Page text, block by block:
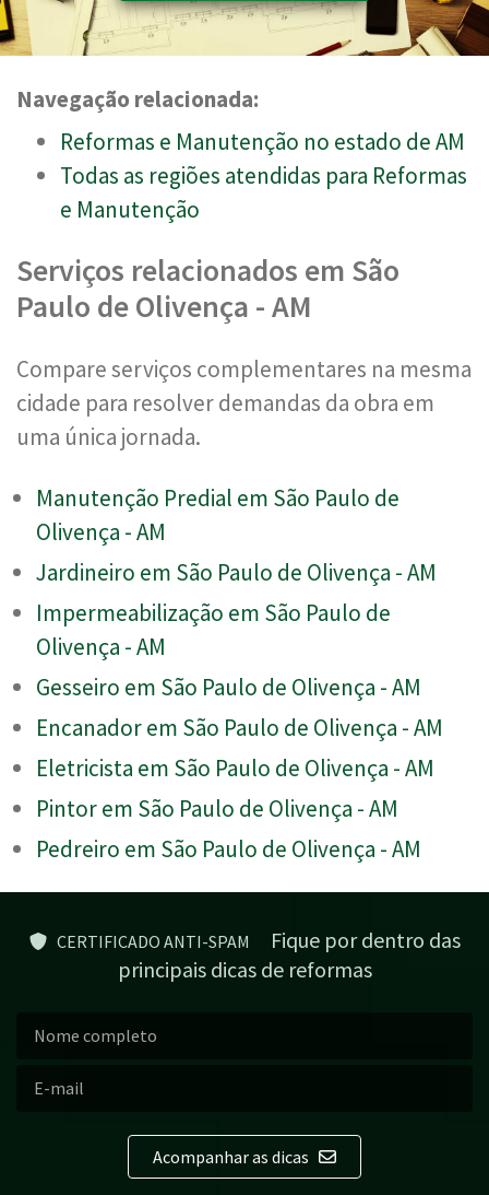
Navegação relacionada:
Reformas e Manutenção no estado de AM
Todas as regiões atendidas para Reformas
e Manutenção
Serviços relacionados em São
Paulo de Olivença - AM
Compare serviços complementares na mesma
cidade para resolver demandas da obra em
uma única jornada.
Manutenção Predial em São Paulo de
Olivença - AM
Jardineiro em São Paulo de Olivença - AM
Impermeabilização em São Paulo de
Olivença - AM
Gesseiro em São Paulo de Olivença - AM
Encanador em São Paulo de Olivença - AM
Eletricista em São Paulo de Olivença - AM
Pintor em São Paulo de Olivença - AM
Pedreiro em São Paulo de Olivença - AM
CERTIFICADO ANTI-SPAM
Fique por dentro das
principais dicas de reformas
Acompanhar as dicas